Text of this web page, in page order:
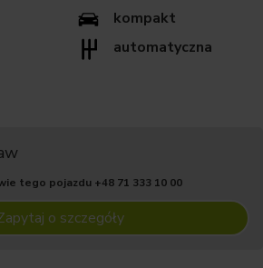
kompakt
automatyczna
tego pojazdu +48 71 333 10 00
o szczegóły